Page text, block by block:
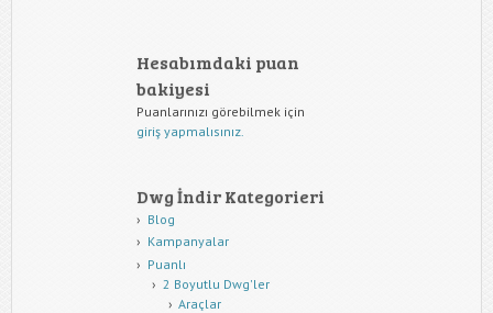
Hesabımdaki puan
bakiyesi
Puanlarınızı görebilmek için
giriş yapmalısınız.
Dwg İndir Kategorieri
Blog
Kampanyalar
Puanlı
2 Boyutlu Dwg'ler
Araçlar